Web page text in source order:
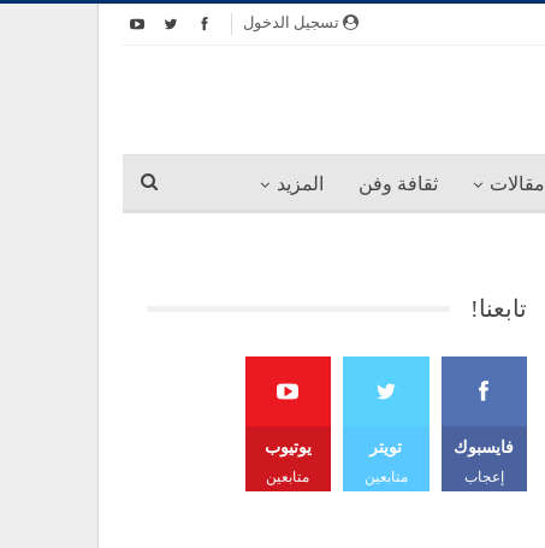
تسجيل الدخول
مقالات ثقافة وفن المزيد
تابعنا!
فايسبوك
إعجاب
تويتر
متابعين
يوتيوب
متابعين